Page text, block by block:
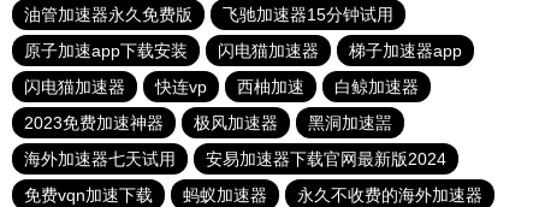
油管加速器永久免费版
飞驰加速器15分钟试用
原子加速app下载安装
闪电猫加速器
梯子加速器app
闪电猫加速器
快连vp 西柚加速
白鲸加速器
2023免费加速神器
极风加速器
黑洞加速噐
海外加速器七天试用
安易加速器下载官网最新版2024
免费vqn加速下载
蚂蚁加速器
永久不收费的海外加速器